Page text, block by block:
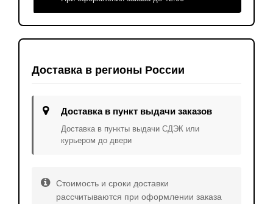
Доставка в регионы России
Доставка в пункт выдачи заказов
Доставка в пункты выдачи СДЭК или
курьером до двери
Стоимость и сроки доставки
рассчитываются при оформлении заказа